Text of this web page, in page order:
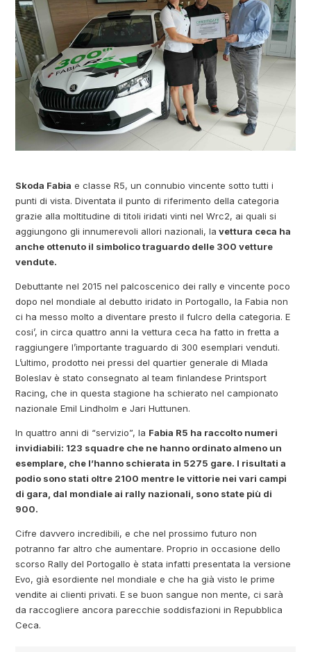
Skoda Fabia e classe R5, un connubio vincente sotto tutti i
punti di vista. Diventata il punto di riferimento della categoria
grazie alla moltitudine di titoli iridati vinti nel Wrc2, ai quali si
aggiungono gli innumerevoli allori nazionali, la vettura ceca ha
anche ottenuto il simbolico traguardo delle 300 vetture
vendute.
Debuttante nel 2015 nel palcoscenico dei rally e vincente poco
dopo nel mondiale al debutto iridato in Portogallo, la Fabia non
ci ha messo molto a diventare presto il fulcro della categoria. E
cosi’, in circa quattro anni la vettura ceca ha fatto in fretta a
raggiungere l’importante traguardo di 300 esemplari venduti.
L’ultimo, prodotto nei pressi del quartier generale di Mlada
Boleslav è stato consegnato al team finlandese Printsport
Racing, che in questa stagione ha schierato nel campionato
nazionale Emil Lindholm e Jari Huttunen.
In quattro anni di “servizio”, la Fabia R5 ha raccolto numeri
invidiabili: 123 squadre che ne hanno ordinato almeno un
esemplare, che l’hanno schierata in 5275 gare. I risultati a
podio sono stati oltre 2100 mentre le vittorie nei vari campi
di gara, dal mondiale ai rally nazionali, sono state più di
900.
Cifre davvero incredibili, e che nel prossimo futuro non
potranno far altro che aumentare. Proprio in occasione dello
scorso Rally del Portogallo è stata infatti presentata la versione
Evo, già esordiente nel mondiale e che ha già visto le prime
vendite ai clienti privati. E se buon sangue non mente, ci sarà
da raccogliere ancora parecchie soddisfazioni in Repubblica
Ceca.